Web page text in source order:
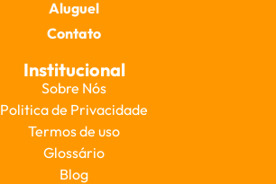
Aluguel
Contato
Institucional
Sobre Nós
Politica de Privacidade
Termos de uso
Glossário
Blog